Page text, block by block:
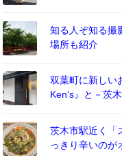
知る人ぞ知る撮
場所も紹介
双葉町に新しい
Ken’s』と－茨
茨木市駅近く「
っきり辛いのが